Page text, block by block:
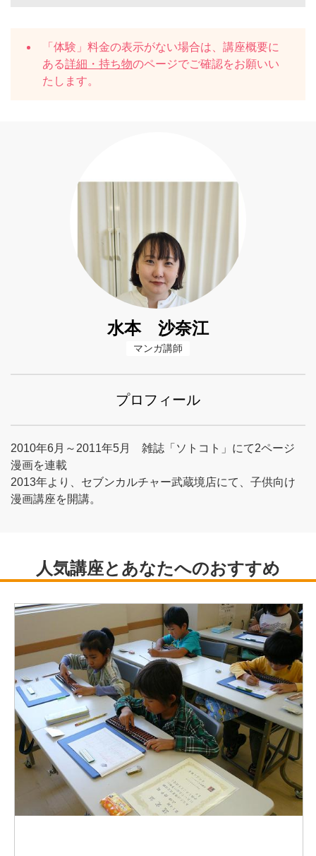
「体験」料金の表示がない場合は、講座概要に
ある詳細・持ち物のページでご確認をお願いい
たします。
水本 沙奈江
マンガ講師
プロフィール
2010年6月～2011年5月 雑誌「ソトコト」にて2ページ
漫画を連載
2013年より、セブンカルチャー武蔵境店にて、子供向け
漫画講座を開講。